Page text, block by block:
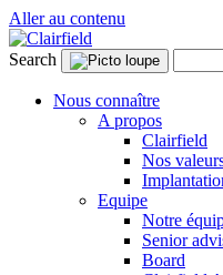
Aller au contenu
Search
Nous connaître
A propos
Clairfield
Nos
Equipe
Notre
Senior
Board